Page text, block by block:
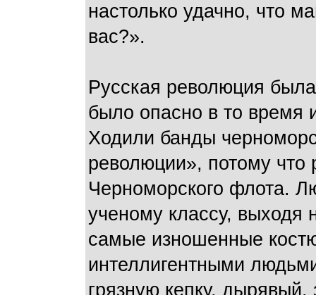
настолько удачно, что
вас?».
Русская революция
было опасно в то время
Ходили банды
революции», потому
Черноморского флота.
ученому классу, выходя
самые изношенные
интеллигентными
грязную кепку,